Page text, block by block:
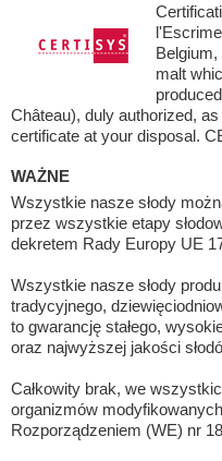
malt
Château), duly authorized,
certificate at your disposal.
WAŻNE
Wszystkie nasze słody
przez wszystkie etapy
dekretem Rady Europy UE
Wszystkie nasze słody
tradycyjnego,
to gwarancję stałego,
oraz najwyższej jakości
Całkowity brak, we
organizmów
Rozporządzeniem (WE) nr